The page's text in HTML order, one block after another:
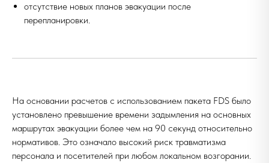
отсутствие новых планов эвакуации после
перепланировки.
На основании расчетов с использованием пакета FDS было
установлено превышение времени задымления на основных
маршрутах эвакуации более чем на 90 секунд относительно
нормативов. Это означало высокий риск травматизма
персонала и посетителей при любом локальном возгорании.